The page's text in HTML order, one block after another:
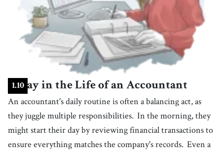
A Day in the Life of an Accountant
1.10
An accountant's daily routine is often a balancing act, as
they juggle multiple responsibilities. In the morning, they
might start their day by reviewing financial transactions to
ensure everything matches the company's records. Even a